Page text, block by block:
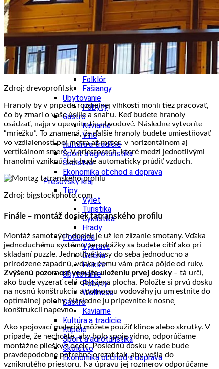
Výlet
Turistika
Cyklistika
Hrady
Podujatia
Výstava
Galéria
Divadlo
Folklór
Fašiangy
Ubytovanie
Pobyty
Gastro
Kaviarne
Víno
Kultúra a tradície
Šport a agroturistika
Školstvo
Ekonomika obchod a doprava
Prešovský kraj
Tipy
Výlet
Turistika
Cyklistika
Hrady
Podujatia
Výstava
Galéria
Folklór
Ubytovanie
Pobyty
Wellness
Gastro
Kaviarne
Kultúra a tradície
Kúpele
Šport a agroturistika
Školstvo
Ekonomika obchod a doprava
Zdroj: drevoprofil.sk
Hranoly by v prípade rozdielnej vlhkosti mohli tiež pracovať,
čo by zmarilo vaše úsilie a snahu. Keď budete hranoly
osádzať, najprv upevnite tie obvodové. Následne vytvoríte
“mriežku”. To znamená, že ďalšie hranoly budete umiestňovať
vo vzdialenosti pol metra až meter, v horizontálnom aj
vertikálnom smere. V priestoroch, ktoré medzi jednotlivými
hranolmi vzniknú, tak bude automaticky prúdiť vzduch.
Zdroj: bigstockphoto.com
Finále – montáž dosiek tatranského profilu
Montáž samotných dosiek je už len zlízanie smotany. Vďaka
jednoduchému systému perodrážky sa budete cítiť ako pri
skladaní puzzle. Jednotlivé kusy do seba jednoducho a
prirodzene zapadnú, vďaka čomu vám práca pôjde od ruky.
Zvýšenú pozornosť venujte uloženiu prvej dosky– tá určí,
ako bude vyzerať celá obložená plocha. Položte si prvú dosku
na nosnú konštrukciu a pomocou vodováhy ju umiestnite do
optimálnej polohy. Následne ju pripevnite k nosnej
konštrukcii napevno.
Ako spojovací materiál môžete použiť klince alebo skrutky. V
prípade, že nechcete, aby bolo spoje vidno, odporúčame
montážne pliešky z ocele. Poslednú dosku v rade bude
pravdepodobne potrebné orezať tak, aby vošla do
vzniknutého priestoru. Na úpravu jej rozmerov odporúčame